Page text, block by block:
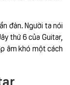
đàn. Người ta nói
thứ 6 của Guitar,
âm khó một cách